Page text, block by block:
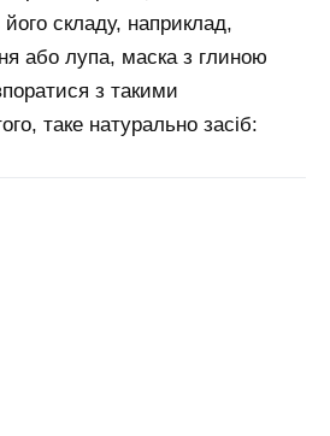
складу, наприклад,
або лупа, маска з глиною
з такими
таке натурально засіб: